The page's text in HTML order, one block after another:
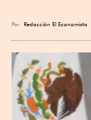
Por Redacción El Economista